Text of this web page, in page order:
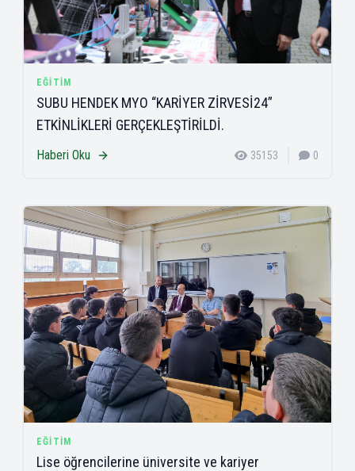
EĞITIM
SUBU HENDEK MYO “KARİYER ZİRVESİ24”
ETKİNLİKLERİ GERÇEKLEŞTİRİLDİ.
Haberi Oku 35153 0
EĞITIM
Lise öğrencilerine üniversite ve kariyer